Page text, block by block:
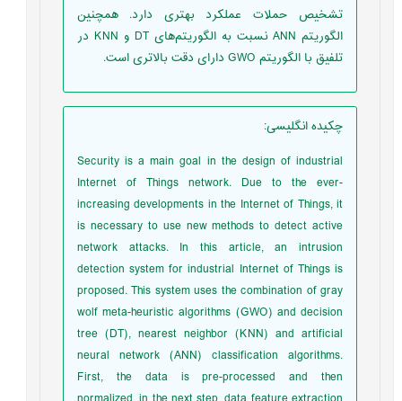
تشخیص حملات عملکرد بهتری دارد. همچنین
الگوریتم ‏ANN‏ ‏نسبت به الگوریتم‌های ‏DT‏ و ‏KNN‏ در
تلفیق با الگوریتم‌ ‏GWO‏ دارای دقت بالاتری است. ‏
چکیده انگلیسی:
Security is a main goal in the design of industrial
Internet of Things network. Due to the ever-
increasing developments in the Internet of Things, it
is necessary to use new methods to detect active
network attacks. In this article, an intrusion
detection system for industrial Internet of Things is
proposed. This system uses the combination of gray
wolf meta-heuristic algorithms (GWO) and decision
tree (DT), nearest neighbor (KNN) and artificial
neural network (ANN) classification algorithms.
First, the data is pre-processed and then